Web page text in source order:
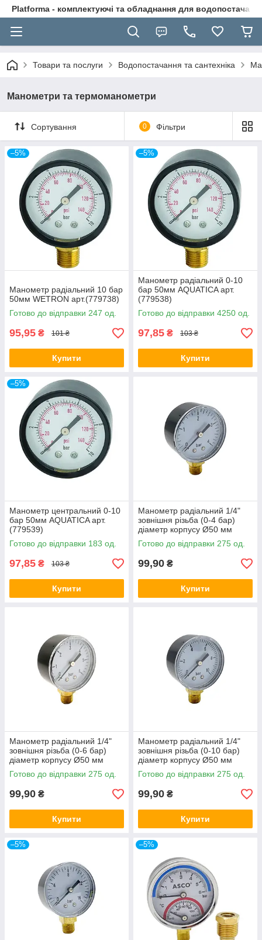
Platforma - комплектуючі та обладнання для
Товари та послуги Водопостачання та сантехніка
Манометри та термоманометри
Сортування 0 Фільтри
–5%
Манометр радіальний 10 бар
50мм WETRON арт.(779738)
Готово до відправки 247 од.
95,95 ₴ 101 ₴
Купити
–5%
Манометр радіальний 0-10
бар 50мм AQUATICA арт.
(779538)
Готово до відправки 4250 од.
97,85 ₴ 103 ₴
Купити
–5%
Манометр центральний 0-10
бар 50мм AQUATICA арт.
(779539)
Готово до відправки 183 од.
97,85 ₴ 103 ₴
Купити
Манометр радіальний 1/4"
зовнішня різьба (0-4 бар)
діаметр корпусу Ø50 мм
MR.001
Готово до відправки 275 од.
99,90 ₴
Купити
Манометр радіальний 1/4"
зовнішня різьба (0-6 бар)
діаметр корпусу Ø50 мм
MR.002
Готово до відправки 275 од.
99,90 ₴
Купити
Манометр радіальний 1/4"
зовнішня різьба (0-10 бар)
діаметр корпусу Ø50 мм
MR.003
Готово до відправки 275 од.
99,90 ₴
Купити
–5% –5%